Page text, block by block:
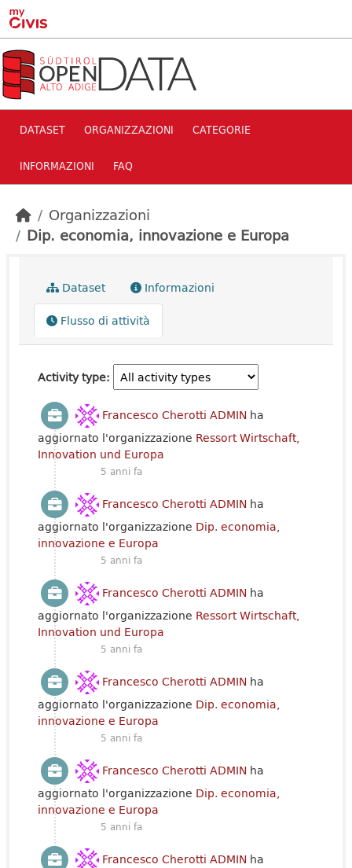
Skip to main content
DATASET ORGANIZZAZIONI CATEGORIE
INFORMAZIONI FAQ
Organizzazioni
Dip. economia, innovazione e Europa
Dataset
Informazioni
Flusso di attività
Activity type
Francesco Cherotti ADMIN ha
aggiornato l'organizzazione Ressort Wirtschaft,
Innovation und Europa
5 anni fa
Francesco Cherotti ADMIN ha
aggiornato l'organizzazione Dip. economia,
innovazione e Europa
5 anni fa
Francesco Cherotti ADMIN ha
aggiornato l'organizzazione Ressort Wirtschaft,
Innovation und Europa
5 anni fa
Francesco Cherotti ADMIN ha
aggiornato l'organizzazione Dip. economia,
innovazione e Europa
5 anni fa
Francesco Cherotti ADMIN ha
aggiornato l'organizzazione Dip. economia,
innovazione e Europa
5 anni fa
Francesco Cherotti ADMIN ha